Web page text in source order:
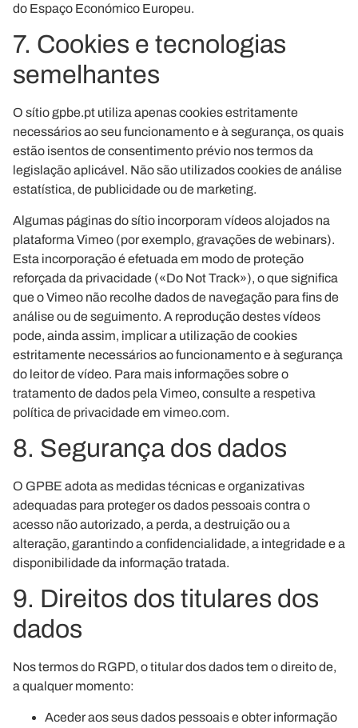
do Espaço Económico Europeu.
7. Cookies e tecnologias
semelhantes
O sítio gpbe.pt utiliza apenas cookies estritamente
necessários ao seu funcionamento e à segurança, os quais
estão isentos de consentimento prévio nos termos da
legislação aplicável. Não são utilizados cookies de análise
estatística, de publicidade ou de marketing.
Algumas páginas do sítio incorporam vídeos alojados na
plataforma Vimeo (por exemplo, gravações de webinars).
Esta incorporação é efetuada em modo de proteção
reforçada da privacidade («Do Not Track»), o que significa
que o Vimeo não recolhe dados de navegação para fins de
análise ou de seguimento. A reprodução destes vídeos
pode, ainda assim, implicar a utilização de cookies
estritamente necessários ao funcionamento e à segurança
do leitor de vídeo. Para mais informações sobre o
tratamento de dados pela Vimeo, consulte a respetiva
política de privacidade em vimeo.com.
8. Segurança dos dados
O GPBE adota as medidas técnicas e organizativas
adequadas para proteger os dados pessoais contra o
acesso não autorizado, a perda, a destruição ou a
alteração, garantindo a confidencialidade, a integridade e a
disponibilidade da informação tratada.
9. Direitos dos titulares dos
dados
Nos termos do RGPD, o titular dos dados tem o direito de,
a qualquer momento:
Acederaos seus dados pessoais e obter informação